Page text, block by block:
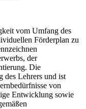
vom Umfang des
Förderplan zu
der
Die
des Lehrers und ist
von
Entwicklung sowie